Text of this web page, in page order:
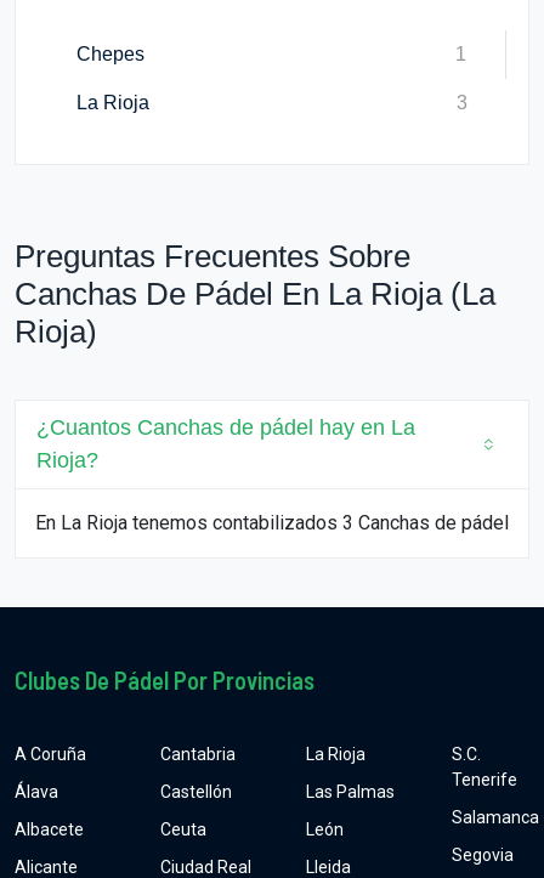
Chepes 1
La Rioja 3
Preguntas Frecuentes Sobre
Canchas De Pádel En La Rioja (La
Rioja)
¿Cuantos Canchas de pádel hay en La
Rioja?
En La Rioja tenemos contabilizados 3 Canchas de pádel
Clubes De Pádel Por Provincias
A Coruña
Álava
Albacete
Alicante
Cantabria
Castellón
Ceuta
Ciudad Real
La Rioja
Las Palmas
León
Lleida
S.C.
Tenerife
Salamanca
Segovia